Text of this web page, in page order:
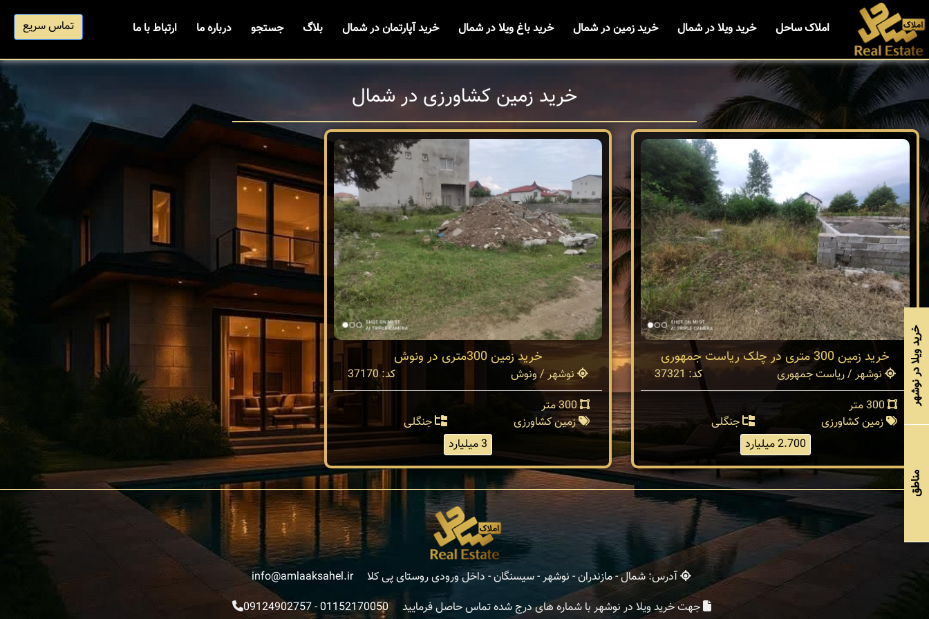
املاک ساحل خرید ویلا در شمال خرید زمین در شمال خرید باغ ویلا در شمال خرید آپارتمان در شمال بلاگ جستجو درباره ما ارتباط با ما تماس سریع
خرید زمین کشاورزی در شمال
خرید زمین 300 متری در چلک ریاست جمهوری
نوشهر / ریاست جمهوری
کد: 37321
زمین کشاورزی
جنگلی
2.700 میلیارد
خرید زمین 300متری در ونوش
نوشهر / ونوش
کد: 37170
300 متر
زمین کشاورزی
جنگلی
3 میلیارد
آدرس: شمال - مازندران - نوشهر - سیسنگان - داخل ورودی روستای پی کلا
info@amlaaksahel.ir
جهت خرید ویلا در نوشهر با شماره های درج شده تماس حاصل فرمایید
01152170050
-
09124902757
خرید ویلا در نوشهر
مناطق